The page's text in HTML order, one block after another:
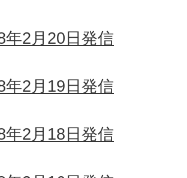
年2月20日発信
年2月19日発信
年2月18日発信